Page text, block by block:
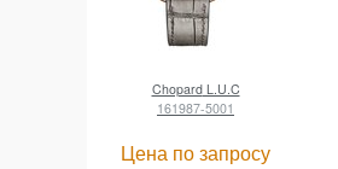
ChopardL.U.C
161987-5001
Цена по запросу